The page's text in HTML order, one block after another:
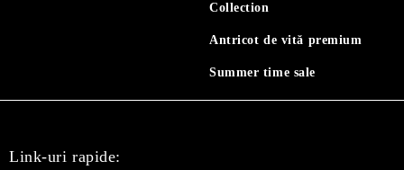
Collection
Antricot de vită premium
Summer time sale
Link-uri rapide: